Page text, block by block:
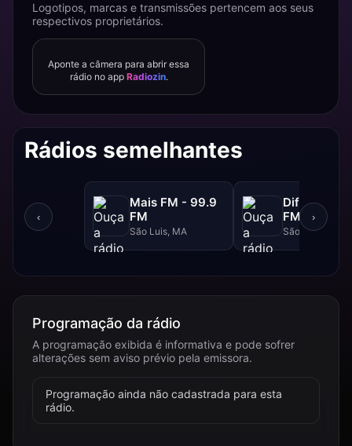
Logotipos, marcas e transmissões pertencem aos seus
respectivos proprietários.
Aponte a câmera para abrir essa
rádio no app Radiozin.
Rádios semelhantes
‹
Mais FM - 99.9
FM
São Luis, MA
Difusora -
FM
São Luís, MA
›
Programação da rádio
A programação exibida é informativa e pode sofrer
alterações sem aviso prévio pela emissora.
Programação ainda não cadastrada para esta
rádio.